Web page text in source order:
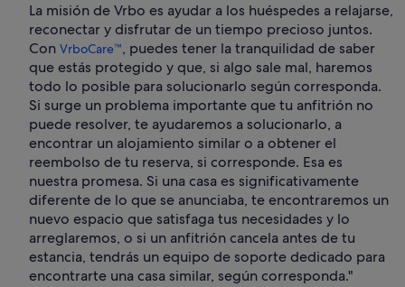
La misión de Vrbo es ayudar a los huéspedes a relajarse,
reconectar y disfrutar de un tiempo precioso juntos.
Con VrboCare™, puedes tener la tranquilidad de saber
que estás protegido y que, si algo sale mal, haremos
todo lo posible para solucionarlo según corresponda.
Si surge un problema importante que tu anfitrión no
puede resolver, te ayudaremos a solucionarlo, a
encontrar un alojamiento similar o a obtener el
reembolso de tu reserva, si corresponde. Esa es
nuestra promesa. Si una casa es significativamente
diferente de lo que se anunciaba, te encontraremos un
nuevo espacio que satisfaga tus necesidades y lo
arreglaremos, o si un anfitrión cancela antes de tu
estancia, tendrás un equipo de soporte dedicado para
encontrarte una casa similar, según corresponda."